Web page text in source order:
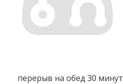
перерыв на обед 30 минут